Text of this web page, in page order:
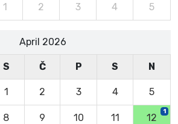
1 2 3 4 5
April 2026
S Č P S N
1 2 3 4 5
8 9 10 11 12
1